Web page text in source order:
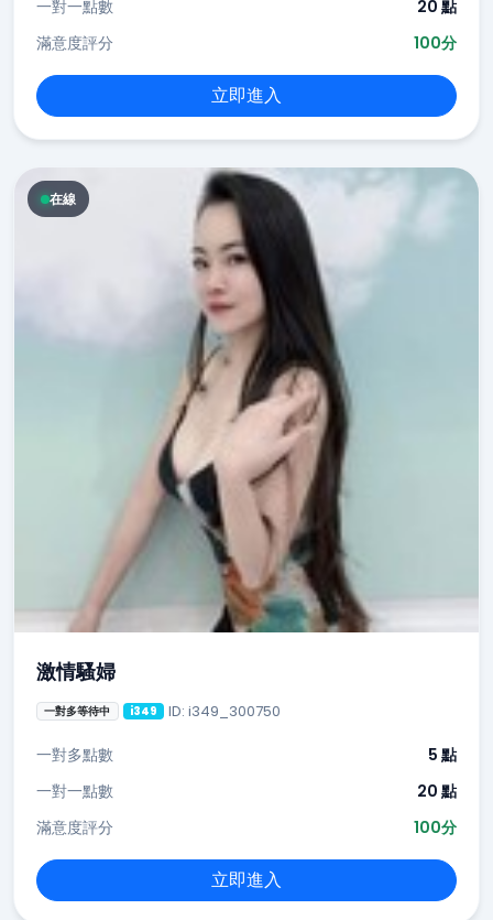
一對一點數
20 點
滿意度評分
100分
立即進入
在線
激情騷婦
一對多等待中 i349 ID: i349_300750
一對多點數
5 點
一對一點數
20 點
滿意度評分
100分
立即進入